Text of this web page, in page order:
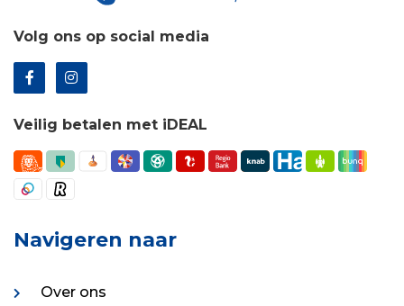
Volg ons op social media
Veilig betalen met iDEAL
Navigeren naar
Over ons